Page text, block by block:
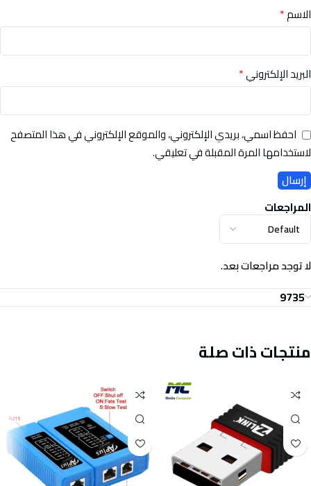
المراجعات
لا توجد مراجعات بعد.
الاسم*
البريد الإلكتروني*
احفظ اسمي، بريدي الإلكتروني، والموقع الإلكتروني في هذا المتصفح
لاستخدامها المرة المقبلة في تعليقي.
9735
منتجات ذات صلة